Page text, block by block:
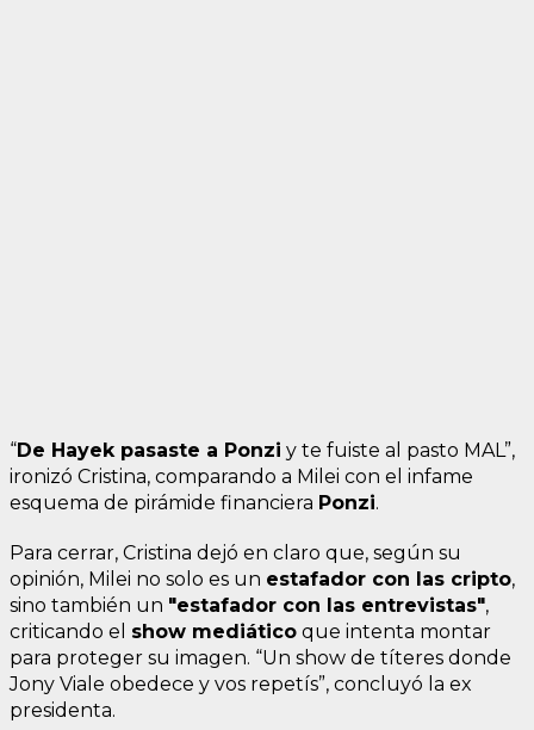
“De Hayek pasaste a Ponzi y te fuiste al pasto MAL”,
ironizó Cristina, comparando a Milei con el infame
esquema de pirámide financiera Ponzi.
Para cerrar, Cristina dejó en claro que, según su
opinión, Milei no solo es un estafador con las cripto,
sino también un "estafador con las entrevistas",
criticando el show mediático que intenta montar
para proteger su imagen. “Un show de títeres donde
Jony Viale obedece y vos repetís”, concluyó la ex
presidenta.